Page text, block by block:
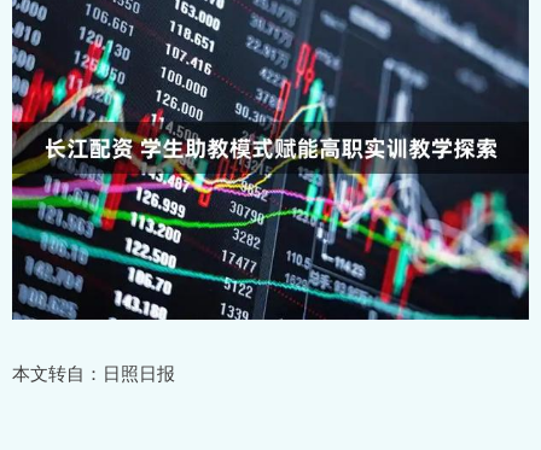
本文转自：日照日报